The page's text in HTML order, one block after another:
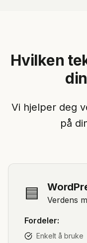
Hvilken
Vi hjelper deg
på
🟦 Verdens
Fordeler:
Enkelt å bruke